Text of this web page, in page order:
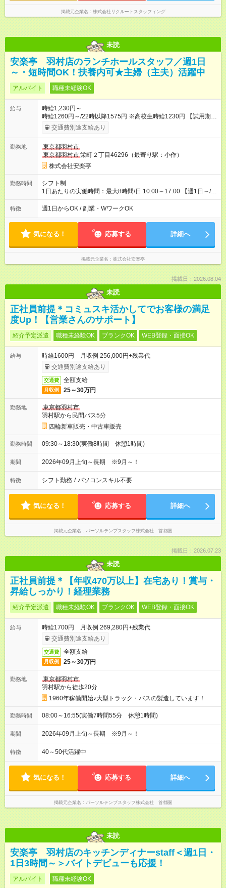
掲載元企業名 株式会社リクルートスタッフィング
未読
安楽亭 羽村店のランチホールスタッフ／週1日
～・短時間OK！扶養内可★主婦（主夫）活躍中
アルバイト 職種未経験OK
給与
時給1,230円～
時給1260円～/22時以降1575円 ※高校生時給1230円 【試用期
間】試用期間あり 試用期間の長さ：12ヶ月 雇用形態、給与は本
採用時と同じです。 ※最大12ヶ月の間で、合計30時間の試用期
交通費別途支給あり
勤務地
東京都羽村市
東京都羽村市栄町２丁目46296（最寄り駅：小作）
株式会社安楽亭
勤務時間
シフト制
1日あたりの実働時間：最大8時間/日 10:00～17:00 【週1日～/1
日3時間～OK！】 ＊レギュラー勤務ももちろん大歓迎！ 「子ど
ものお迎えまでの時間」 「ランチタイムだけ」 など、家庭の予
談可能◎
特徴 週1日からOK / 副業・WワークOK
気になる！ 応募する 詳細へ
掲載元企業名 株式会社安楽亭
掲載日：2026.08.04
未読
正社員前提＊コミュスキ活かしてでお客様の満足
度Up！【営業さんのサポート】
紹介予定派遣 職種未経験OK ブランクOK WEB登録・面接OK
給与
時給1600円 月収例 256,000円+残業代
交通費別途支給あり
交通費 全額支給
月収例 25～30万円
勤務地
東京都羽村市
羽村駅から民間バス5分
四輪新車販売・中古車販売
勤務時間 09:30～18:30(実働8時間 休憩1時間)
期間 2026年09月上旬～長期 ※9月～！
特徴 シフト勤務 / パソコンスキル不要
気になる！ 応募する 詳細へ
掲載元企業名 パーソルテンプスタッフ株式会社 首都圏
掲載日：2026.07.23
未読
正社員前提＊【年収470万以上】在宅あり！賞与・
昇給しっかり！経理業務
紹介予定派遣 職種未経験OK ブランクOK WEB登録・面接OK
給与
時給1700円 月収例 269,280円+残業代
交通費別途支給あり
交通費 全額支給
月収例 25～30万円
勤務地
東京都羽村市
羽村駅から徒歩20分
1960年稼働開始♪大型トラック・バスの製造しています！
勤務時間 08:00～16:55(実働7時間55分 休憩1時間)
期間 2026年09月上旬～長期 ※9月～！
特徴 40～50代活躍中
気になる！ 応募する 詳細へ
掲載元企業名 パーソルテンプスタッフ株式会社 首都圏
未読
安楽亭 羽村店のキッチンディナーstaff＜週1日・
1日3時間～＞バイトデビューも応援！
アルバイト 職種未経験OK